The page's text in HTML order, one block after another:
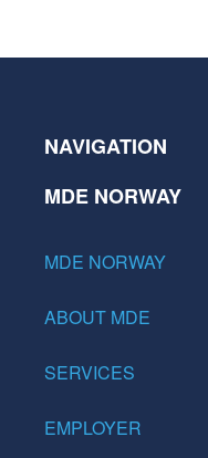
NAVIGATION
MDE NORWAY
MDE NORWAY
ABOUT MDE
SERVICES
EMPLOYER